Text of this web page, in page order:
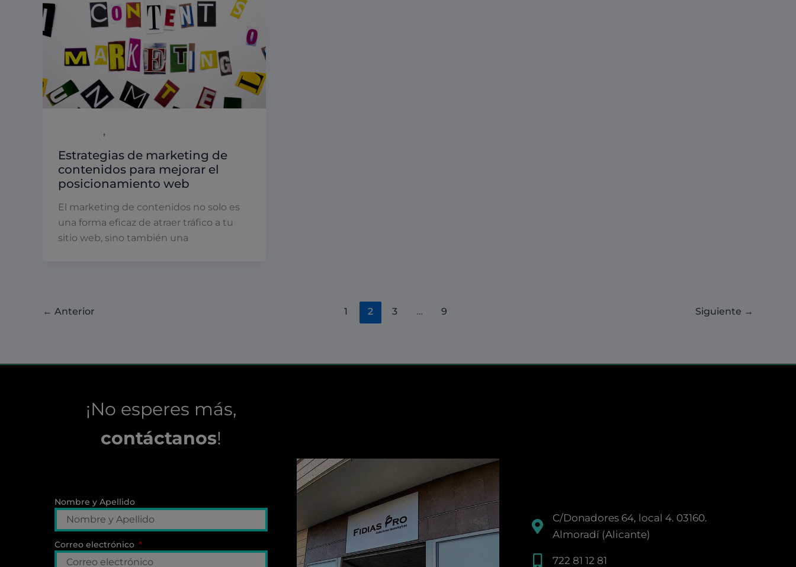
,
Estrategias de marketing de
contenidos para mejorar el
posicionamiento web
El marketing de contenidos no solo es
una forma eficaz de atraer tráfico a tu
sitio web, sino también una
← Anterior 1 2 3 … 9 Siguiente →
¡No esperes más,
contáctanos!
Nombre y Apellido
Correo electrónico
C/Donadores 64, local 4. 03160.
Almoradí (Alicante)
722 81 12 81